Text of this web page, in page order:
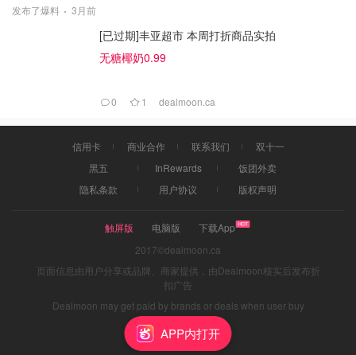
发布了爆料 3月前
[已过期]丰亚超市 本周打折商品实拍
无糖椰奶0.99
0 1 dealmoon.ca
APP内打开
信用卡 商业合作 联系我们
双十一
黑五
InRewards
饭团外卖
隐私条款
用户协议 版权声明
触屏版 电脑版
下载App
2017©dealmoon.ca
页面信息由用户分享或品牌、商家提供，由Dealmoon核实后发布折
扣广告
Dealmoon may get paid by brands or deals when user buy
through links